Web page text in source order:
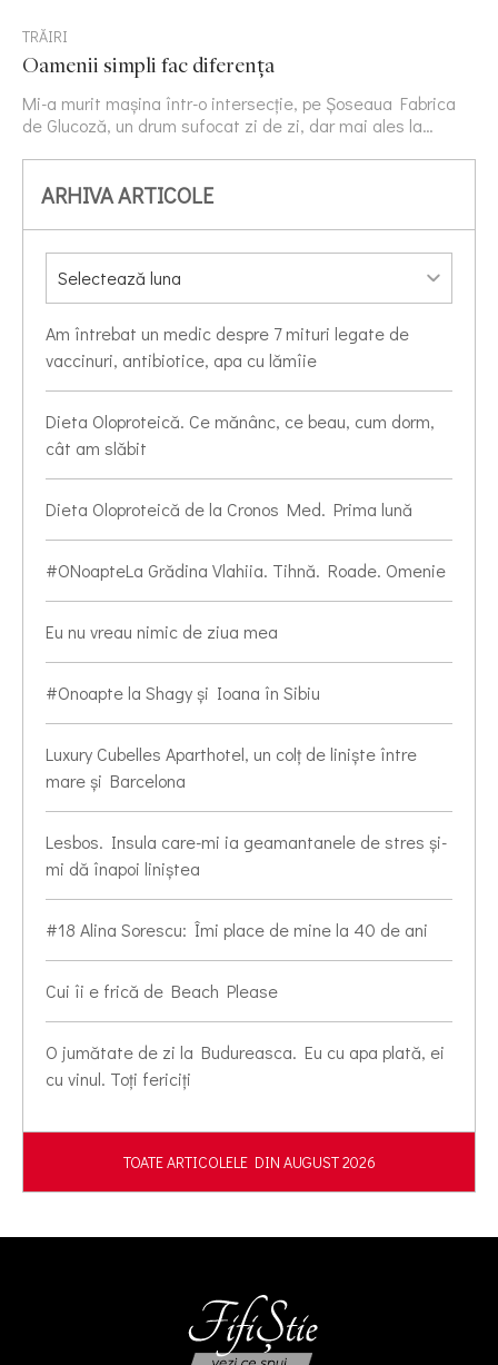
TRĂIRI
Oamenii simpli fac diferența
Mi-a murit mașina într-o intersecție, pe Șoseaua Fabrica
de Glucoză, un drum sufocat zi de zi, dar mai ales la…
ARHIVA ARTICOLE
Am întrebat un medic despre 7 mituri legate de
vaccinuri, antibiotice, apa cu lămîie
Dieta Oloproteică. Ce mănânc, ce beau, cum dorm,
cât am slăbit
Dieta Oloproteică de la Cronos Med. Prima lună
#ONoapteLa Grădina Vlahiia. Tihnă. Roade. Omenie
Eu nu vreau nimic de ziua mea
#Onoapte la Shagy și Ioana în Sibiu
Luxury Cubelles Aparthotel, un colț de liniște între
mare și Barcelona
Lesbos. Insula care-mi ia geamantanele de stres și-
mi dă înapoi liniștea
#18 Alina Sorescu: Îmi place de mine la 40 de ani
Cui îi e frică de Beach Please
O jumătate de zi la Budureasca. Eu cu apa plată, ei
cu vinul. Toți fericiți
TOATE ARTICOLELE DIN AUGUST 2026